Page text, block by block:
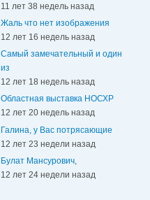
11 лет 38 недель назад
Жаль что нет изображения
12 лет 16 недель назад
Самый замечательный и один
из
12 лет 18 недель назад
Областная выставка НОСХР
12 лет 20 недель назад
Галина, у Вас потрясающие
12 лет 23 недели назад
Булат Мансурович,
12 лет 24 недели назад